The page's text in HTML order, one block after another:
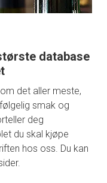
database
det aller meste,
smak og
deg
du skal kjøpe
hos oss. Du kan